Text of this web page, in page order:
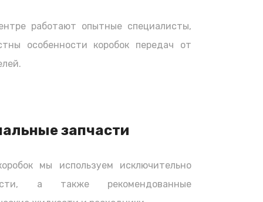
работают опытные специалисты,
особенности коробок передач от
запчасти
мы используем исключительно
а также рекомендованные